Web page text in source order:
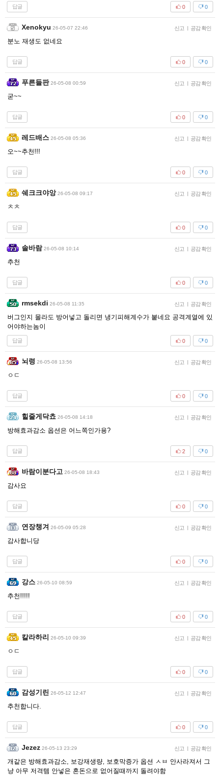
답글 0
0
Xenokyu 26-05-07 22:46 신고 | 공감 확인
분노 재생도 없네요
답글 0
0
푸른들판 26-05-08 00:59 신고 | 공감 확인
굳~~
답글 0
0
레드배스 26-05-08 05:36 신고 | 공감 확인
오~~추천!!!
답글 0
0
쉐크크야앙 26-05-08 09:17 신고 | 공감 확인
ㅊㅊ
답글 0
0
솔바람 26-05-08 10:14 신고 | 공감 확인
추천
답글 0
0
rmsekdi 26-05-08 11:35 신고 | 공감 확인
버그인지 몰라도 방어넣고 돌리면 냉기피해계수가 붙네요 공격계열에 있
어야하는놈이
답글 0
0
뇌령 26-05-08 13:56 신고 | 공감 확인
ㅇㄷ
답글 0
0
힐줄게닥쵸 26-05-08 14:18 신고 | 공감 확인
방해효과감소 옵션은 어느쪽인가용?
답글 0
2
바람이분다고 26-05-08 18:43 신고 | 공감 확인
감사요
답글 0
0
연장챙겨 26-05-09 05:28 신고 | 공감 확인
감사합니당
답글 0
0
강스 26-05-10 08:59 신고 | 공감 확인
추천!!!!!
답글 0
0
칼라하리 26-05-10 09:39 신고 | 공감 확인
ㅇㄷ
답글 0
0
감성기린 26-05-12 12:47 신고 | 공감 확인
추천합니다.
답글 0
0
Jezez 26-05-13 23:29 신고 | 공감 확인
개같은 방해효과감소, 보강재생량, 보호막증가 옵션 ㅅㅂ 안사라져서 그
냥 아무 저격템 안넣은 혼돈으로 없어질때까지 돌려야함